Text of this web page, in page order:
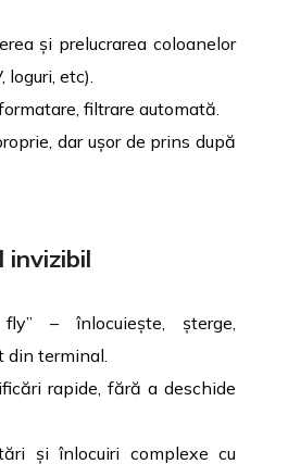
și prelucrarea coloanelor
loguri, etc).
filtrare automată.
dar ușor de prins după
invizibil
– înlocuiește, șterge,
din terminal.
rapide, fără a deschide
și înlocuiri complexe cu